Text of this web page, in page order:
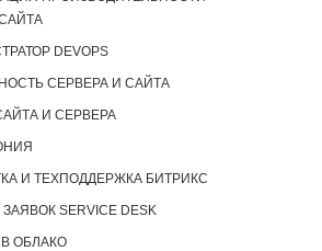
DEVOPS
СЕРВЕРА И САЙТА
И СЕРВЕРА
И ТЕХПОДДЕРЖКА БИТРИКС
SERVICE DESK
ОБЛАКО